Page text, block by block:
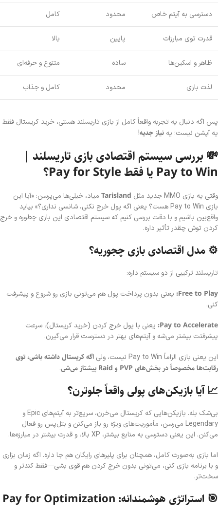
دسترسی به آیتم خاص محدود کامل
قدرت توی مبارزات پایین بالا
ظاهر و اسکین‌ها ساده متنوع و حرفه‌ای
لذت بازی محدود کامل و جذاب
پس اگه دنبال یه تجربه واقعاً کامل از بازی تاریسلند هستی، خرید کریستال فقط
یه آپشن نیست؛ یه نیاز جدیه!
💸 بررسی سیستم اقتصادی بازی تاریسلند |
Pay to Win یا فقط Pay for Style؟
وقتی یه بازی MMO جدید مثل Tarisland میاد، خیلی‌ها می‌پرسن: «آیا این
بازی Pay to Win هست؟ یعنی اگه پول خرج نکنی، شانسی نداری؟» بیاید
واقع‌بین باشیم و با دقت بررسی کنیم که سیستم اقتصادی این بازی چطوره و خرج
کردن توش چقدر تأثیر داره.
⚙️ مدل اقتصادی بازی چجوریه؟
تاریسلند ترکیبی از دو سیستم داره:
Free to Play: یعنی بدون پرداخت پول هم می‌تونی بازی رو شروع و پیشرفت
کنی.
Pay to Accelerate: یعنی با پول خرج کردن (خرید کریستال)، سرعت
پیشرفتت بیشتر می‌شه و آیتم‌های بهتر در دسترست قرار می‌گیرن.
این یعنی بازی الزاماً Pay to Win نیست، ولی
اگه کریستال داشته باشی، توی
رقابت‌ها مخصوصاً در بخش‌های PVP و Raid پیشتاز می‌شی
.
📈 آیا بازیکن‌های پولی واقعاً جلوترن؟
بی‌شک بله. بازیکن‌هایی که کریستال می‌خرن، سریع‌تر به آیتم‌های Epic و
Legendary می‌رسن، مأموریت‌های ویژه رو باز می‌کنن و بتل‌پس رو فعال
می‌کنن. این یعنی دسترسی به منابع بیشتر، XP بالا، و قدرت بیشتر در مبارزه‌ها.
اما بازی به‌صورت کامل، همچنان برای پلیرهای رایگان هم جا داره. اگه زمان بزاری
و با برنامه بازی کنی، می‌تونی بدون خرج کردن هم قوی بشی—فقط کندتر و
سخت‌تر.
🎯 استراتژی هوشمندانه: Pay for Optimization